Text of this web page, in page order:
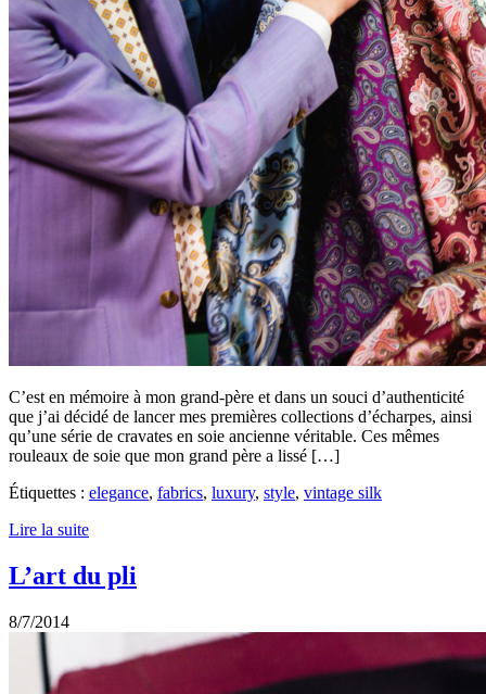
C’est en mémoire à mon grand-père et dans un souci d’authenticité
que j’ai décidé de lancer mes premières collections d’écharpes, ainsi
qu’une série de cravates en soie ancienne véritable. Ces mêmes
rouleaux de soie que mon grand père a lissé […]
Étiquettes : elegance, fabrics, luxury, style, vintage silk
Lire la suite
L’art du pli
8/7/2014